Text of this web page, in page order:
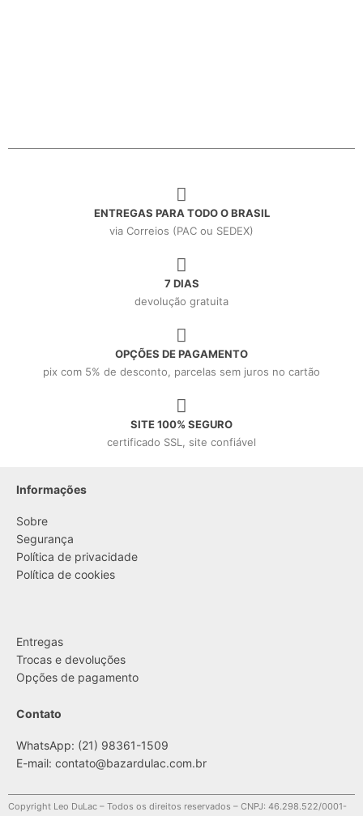
ENTREGAS PARA TODO O BRASIL
via Correios (PAC ou SEDEX)
7 DIAS
devolução gratuita
OPÇÕES DE PAGAMENTO
pix com 5% de desconto, parcelas sem juros no cartão
SITE 100% SEGURO
certificado SSL, site confiável
Informações
Sobre
Segurança
Política de privacidade
Política de cookies
Entregas
Trocas e devoluções
Opções de pagamento
Contato
WhatsApp: (21) 98361-1509
E-mail: contato@bazardulac.com.br
Copyright Leo DuLac – Todos os direitos reservados – CNPJ: 46.298.522/0001-